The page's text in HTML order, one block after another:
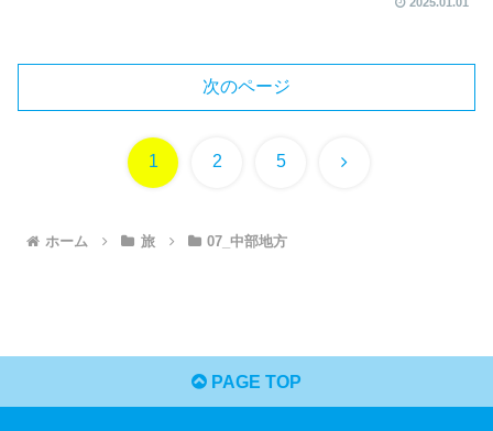
次のページ
1 2 5 次
ホーム 旅 07_中部地方
PAGE TOP